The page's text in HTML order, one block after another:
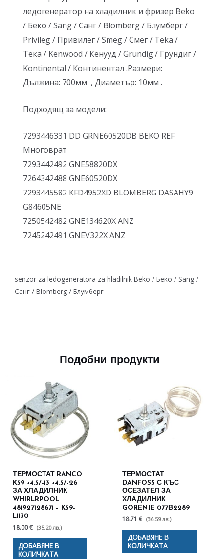
ледогенератор на хладилник и фризер Beko
/ Беко / Sang / Санг / Blomberg / Блумберг /
Privileg / Привилег / Smeg / Смег / Teka /
Тека / Kenwood / Кенууд / Grundig / Грундиг /
Kontinental / Континентал .Размери:
Дължина: 700мм , Диаметър: 10мм .
Подходящ за модели:
7293446331 DD GRNE60520DB BEKO REF
Многоврат
7293442492 GNE58820DX
7264342488 GNE60520DX
7293445582 KFD4952XD BLOMBERG DASAHY9
G84605NE
7250542482 GNE134620X ANZ
7245242491 GNEV322X ANZ
senzor za ledogeneratora za hladilnik Beko / Беко / Sang /
Санг / Blomberg / Блумберг
Подобни продукти
ТЕРМОСТАТ RANCO
K59 +4.5/-13 +4.5/-26
ЗА ХЛАДИЛНИК
WHIRLRPOOL
481927128671 – K59-
L1130
18.00 € (35.20 лв.)
ДОБАВЯНЕ В
КОЛИЧКАТА
ТЕРМОСТАТ
DANFOSS С КЪС
ОСЕЗАТЕЛ ЗА
ХЛАДИЛНИК
GORENJE 077В2289
18.71 € (36.59 лв.)
ДОБАВЯНЕ В
КОЛИЧКАТА